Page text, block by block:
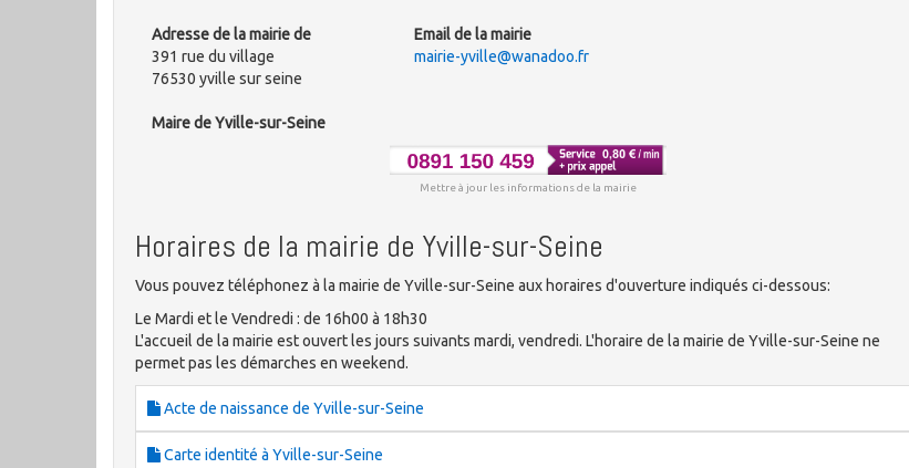
Adresse de la mairie de
391 rue du village
76530 yville sur seine
Maire de Yville-sur-Seine
Email de la mairie
mairie-yville@wanadoo.fr
Mettre à jour les informations de la mairie
Horaires de la mairie de Yville-sur-Seine
Vous pouvez téléphonez à la mairie de Yville-sur-Seine aux horaires d'ouverture indiqués ci-dessous:
Le Mardi et le Vendredi : de 16h00 à 18h30
L'accueil de la mairie est ouvert les jours suivants mardi, vendredi. L'horaire de la mairie de Yville-sur-Seine ne
permet pas les démarches en weekend.
Acte de naissance de Yville-sur-Seine
Carte identité à Yville-sur-Seine